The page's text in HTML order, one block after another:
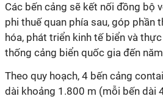
Các bến cảng sẽ kết nối đồng bộ
phi thuế quan phía sau, góp phần
hóa, phát triển kinh tế biển và
thống cảng biển quốc gia đến
Theo quy hoạch, 4 bến cảng
dài khoảng 1.800 m (mỗi bến dài